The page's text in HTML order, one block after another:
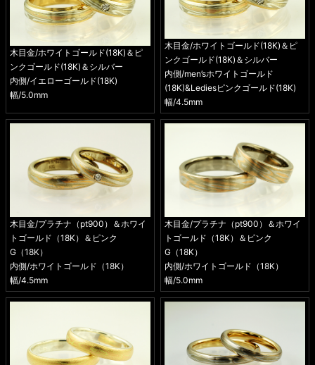
木目金/ホワイトゴールド(18K)＆ピ
ンクゴールド(18K)＆シルバー
内側/イエローゴールド(18K)
幅/5.0mm
木目金/ホワイトゴールド(18K)＆ピ
ンクゴールド(18K)＆シルバー
内側/men’sホワイトゴールド
(18K)&Lediesピンクゴールド(18K)
幅/4.5mm
木目金/プラチナ（pt900）＆ホワイ
トゴールド（18K）＆ピンク
G（18K）
内側/ホワイトゴールド（18K）
幅/4.5mm
木目金/プラチナ（pt900）＆ホワイ
トゴールド（18K）＆ピンク
G（18K）
内側/ホワイトゴールド（18K）
幅/5.0mm